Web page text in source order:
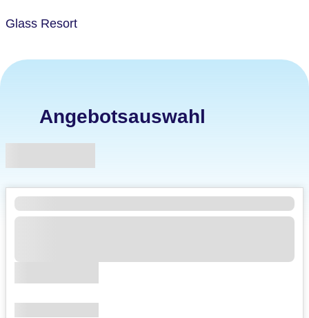
Glass Resort
Angebotsauswahl